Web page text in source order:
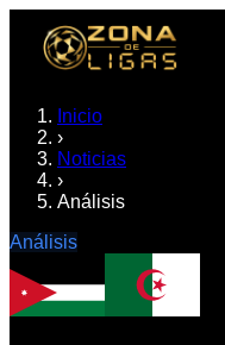
Inicio
›
Noticias
›
Análisis
Análisis